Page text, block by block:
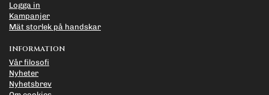
Logga in
Kampanjer
Mät storlek på handskar
INFORMATION
Vår filosofi
Nyheter
Nyhetsbrev